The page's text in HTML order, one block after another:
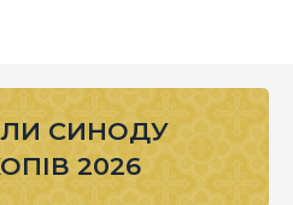
СИНОДУ
2026